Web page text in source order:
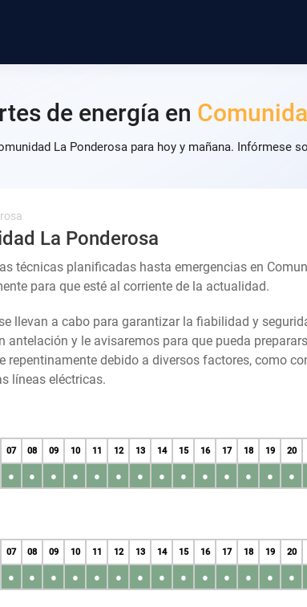
de energía en
La Ponderosa para hoy y mañana. Infórmese
La Ponderosa
técnicas planificadas hasta emergencias en
para que esté al corriente de la actualidad.
llevan a cabo para garantizar la fiabilidad y
y le avisaremos para que pueda
repentinamente debido a diversos factores, como
líneas eléctricas.
07 08 09 10 11 12 13 14 15 16 17 18 19 20
● ● ● ● ● ● ● ● ● ● ● ● ● ●
07 08 09 10 11 12 13 14 15 16 17 18 19 20
● ● ● ● ● ● ● ● ● ● ● ● ● ●